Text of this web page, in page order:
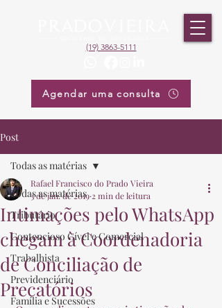
(19) 3863-5111
Agendar uma consulta
Post
Todas as matérias
Tributário
Contencioso Cível e Comercial
Trabalhista
Previdenciário
Família e Sucessões
Todas as matérias
Intimações pelo WhatsApp
chegam à Coordenadoria
de Conciliação de
Precatórios
Rafael Francisco do Prado Vieira
3 de jan. de 2019 2 min de leitura